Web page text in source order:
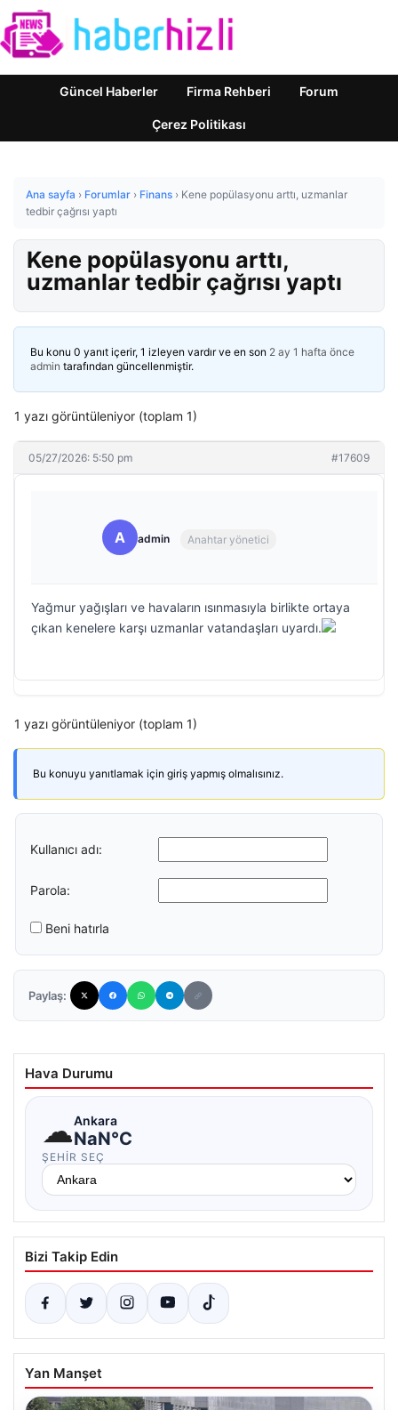
Güncel Haberler Firma Rehberi Forum
Çerez Politikası
Ana sayfa › Forumlar › Finans › Kene popülasyonu arttı, uzmanlar
tedbir çağrısı yaptı
Kene popülasyonu arttı,
uzmanlar tedbir çağrısı yaptı
Bu konu 0 yanıt içerir, 1 izleyen vardır ve en son 2 ay 1 hafta önce
admin tarafından güncellenmiştir.
1 yazı görüntüleniyor (toplam 1)
05/27/2026: 5:50 pm #17609
A admin Anahtar yönetici
Yağmur yağışları ve havaların ısınmasıyla birlikte ortaya
çıkan kenelere karşı uzmanlar vatandaşları uyardı.
1 yazı görüntüleniyor (toplam 1)
Bu konuyu yanıtlamak için giriş yapmış olmalısınız.
Kullanıcı adı:
Parola:
Beni hatırla
Paylaş:
Hava Durumu
☁Ankara
NaN°C
ŞEHIR SEÇ
Bizi Takip Edin
Yan Manşet